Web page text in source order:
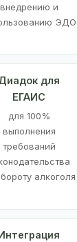
внедрению и
ЭДО
для
ЕГАИС
для 100%
выполнения
требований
алкоголя